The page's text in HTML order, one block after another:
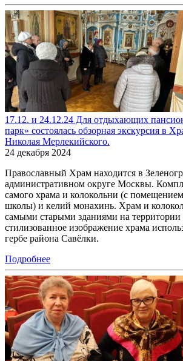
17.12. и 24.12.24 Для отдыхающих
парк» состоялась обзорная экскурсия в
Николая Мерлекийского.
24 декабря 2024
Православный Храм находится в
административном округе Москвы.
самого храма и колокольни (с
школы) и келий монахинь. Храм и
самыми старыми зданиями на территории
стилизованное изображение храма
гербе района Савёлки.
Подробнее